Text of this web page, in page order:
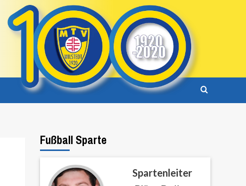
Fußball Sparte
Spartenleiter